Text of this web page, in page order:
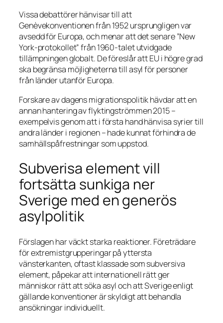
Vissa debattörer hänvisar till att
Genèvekonventionen från 1952 ursprungligen var
avsedd för Europa, och menar att det senare ”New
York-protokollet” från 1960-talet utvidgade
tillämpningen globalt. De föreslår att EU i högre grad
ska begränsa möjligheterna till asyl för personer
från länder utanför Europa.
Forskare av dagens migrationspolitik hävdar att en
annan hantering av flyktingströmmen 2015 –
exempelvis genom att i första hand hänvisa syrier till
andra länder i regionen – hade kunnat förhindra de
samhällspåfrestningar som uppstod.
Subverisa element vill
fortsätta sunkiga ner
Sverige med en generös
asylpolitik
Förslagen har väckt starka reaktioner. Företrädare
för extremistgrupperingar på yttersta
vänsterkanten, oftast klassade som subversiva
element, påpekar att internationell rätt ger
människor rätt att söka asyl och att Sverige enligt
gällande konventioner är skyldigt att behandla
ansökningar individuellt.